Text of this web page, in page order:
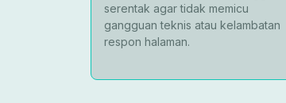
serentak agar tidak memicu
gangguan teknis atau kelambatan
respon halaman.